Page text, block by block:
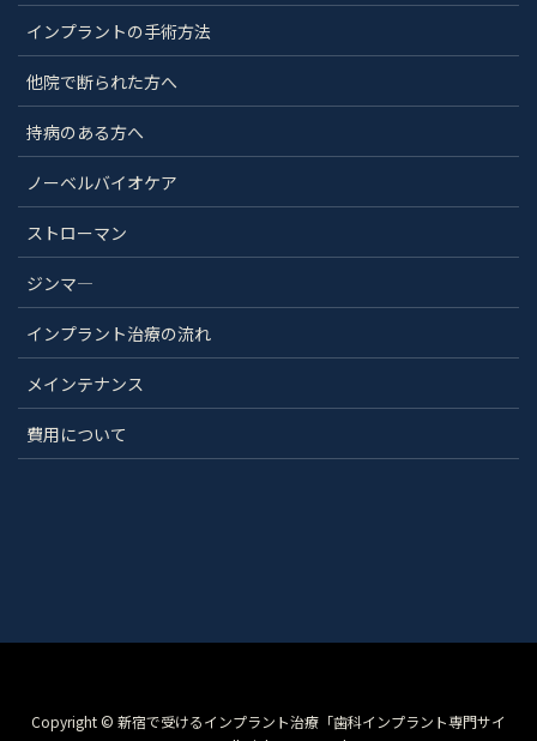
インプラントの手術方法
他院で断られた方へ
持病のある方へ
ノーベルバイオケア
ストローマン
ジンマ―
インプラント治療の流れ
メインテナンス
費用について
Copyright © 新宿で受けるインプラント治療「歯科インプラント専門サイ